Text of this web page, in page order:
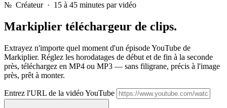
№ Créateur · 15 à 45 minutes par vidéo
Markiplier téléchargeur de clips.
Extrayez n'importe quel moment d'un épisode YouTube de
Markiplier. Réglez les horodatages de début et de fin à la seconde
près, téléchargez en MP4 ou MP3 — sans filigrane, précis à l'image
près, prêt à monter.
Entrez l'URL de la vidéo YouTube